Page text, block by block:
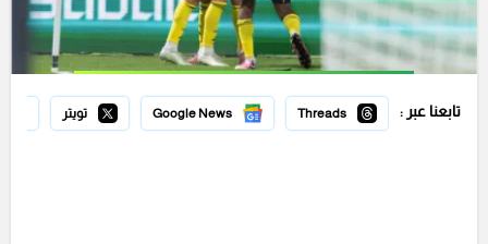
تابعنا عبر : Threads
Google News تويتر